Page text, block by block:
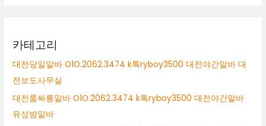
카테고리
대전당일알바 O1O.2062.3474 k톡ryboy3500 대전야간알바 대
전보도사무실
대전룸싸롱알바 O1O.2062.3474 k톡ryboy3500 대전야간알바
유성밤알바